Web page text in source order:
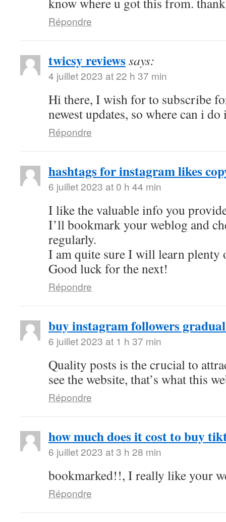
Répondre
twicsy reviewssays:
4 juillet 2023 at 22 h 37 min
Hi there, I wish for to subscribe
newest updates, so where can i
Répondre
hashtags for instagram likes
6 juillet 2023 at 0 h 44 min
I like the valuable info you
I’ll bookmark your weblog and
regularly.
I am quite sure I will learn plenty
Good luck for the next!
Répondre
buy instagram followers
6 juillet 2023 at 1 h 37 min
Quality posts is the crucial to
see the website, that’s what this
Répondre
how much does it cost to buy
6 juillet 2023 at 3 h 28 min
bookmarked!!, I really like your
Répondre